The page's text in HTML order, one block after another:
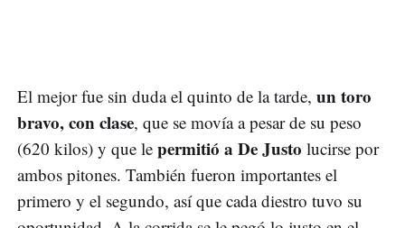
El mejor fue sin duda el quinto de la tarde, un toro
bravo, con clase, que se movía a pesar de su peso
(620 kilos) y que le permitió a De Justo lucirse por
ambos pitones. También fueron importantes el
primero y el segundo, así que cada diestro tuvo su